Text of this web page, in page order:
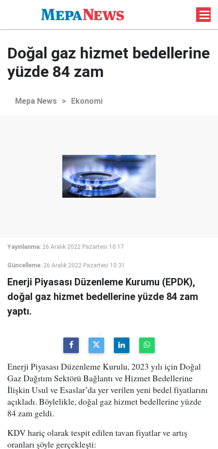
Doğal gaz hizmet bedellerine
yüzde 84 zam
Mepa News > Ekonomi
Yayınlanma: 26 Aralık 2022 Pazartesi 10:17
Güncelleme: 26 Aralık 2022 Pazartesi 10:31
Enerji Piyasası Düzenleme Kurumu (EPDK),
doğal gaz hizmet bedellerine yüzde 84 zam
yaptı.
Enerji Piyasası Düzenleme Kurulu, 2023 yılı için Doğal
Gaz Dağıtım Sektörü Bağlantı ve Hizmet Bedellerine
İlişkin Usul ve Esaslar’da yer verilen yeni bedel fiyatlarını
açıkladı. Böylelikle, doğal gaz hizmet bedellerine yüzde
84 zam geldi.
KDV hariç olarak tespit edilen tavan fiyatlar ve artış
oranları şöyle gerçekleşti: